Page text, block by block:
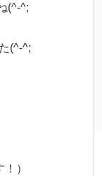
(^-^;
(^-^;
）